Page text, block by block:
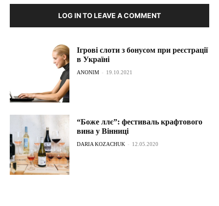
LOG IN TO LEAVE A COMMENT
Ігрові слоти з бонусом при реєстрації
в Україні
ANONIM - 19.10.2021
“Боже ллє”: фестиваль крафтового
вина у Вінниці
DARIA KOZACHUK - 12.05.2020